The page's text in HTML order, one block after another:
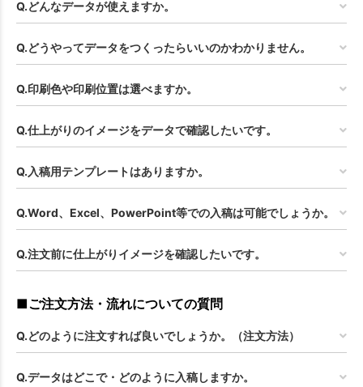
Q.どんなデータが使えますか。
Q.どうやってデータをつくったらいいのかわかりません。
Q.印刷色や印刷位置は選べますか。
Q.仕上がりのイメージをデータで確認したいです。
Q.入稿用テンプレートはありますか。
Q.Word、Excel、PowerPoint等での入稿は可能でしょうか。
Q.注文前に仕上がりイメージを確認したいです。
■ご注文方法・流れについての質問
Q.どのように注文すれば良いでしょうか。（注文方法）
Q.データはどこで・どのように入稿しますか。